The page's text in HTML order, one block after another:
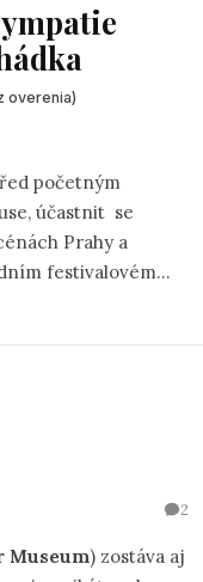
overenia)
početným
účastnit se
Prahy a
festivalovém
2
Museum) zostáva aj